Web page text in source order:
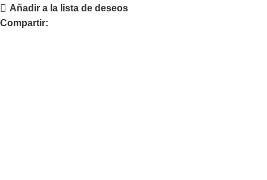
Añadir a la lista de deseos
Compartir: